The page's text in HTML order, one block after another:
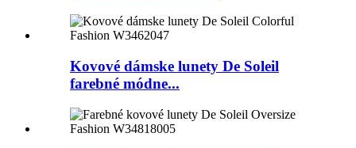
Kovové dámske lunety De Soleil
farebné módne...